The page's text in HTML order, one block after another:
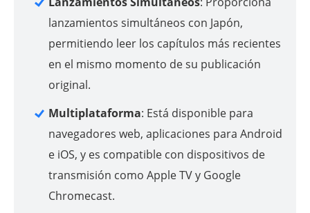
lanzamientos simultáneos con Japón,
permitiendo leer los capítulos más recientes
en el mismo momento de su publicación
original.
Multiplataforma: Está disponible para
navegadores web, aplicaciones para Android
e iOS, y es compatible con dispositivos de
transmisión como Apple TV y Google
Chromecast.